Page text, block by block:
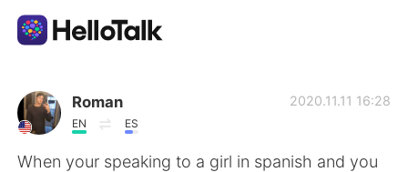
Language Exchange App
AI Grammar Checker
Roman
EN ES
2020.11.11 16:28
When your speaking to a girl in spanish and you